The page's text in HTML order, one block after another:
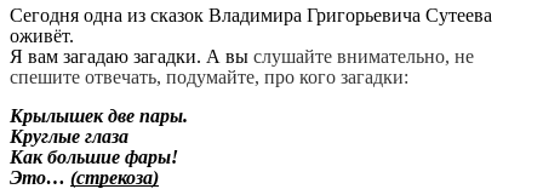
Сегодня одна из сказок Владимира Григорьевича Сутеева
оживёт.
Я вам загадаю загадки. А вы слушайте внимательно, не
спешите отвечать, подумайте, про кого загадки:
Крылышек две пары.
Круглые глаза
Как большие фары!
Это… (стрекоза)